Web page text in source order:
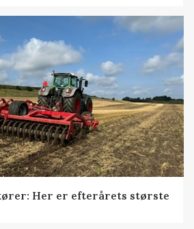
Her er efterårets største